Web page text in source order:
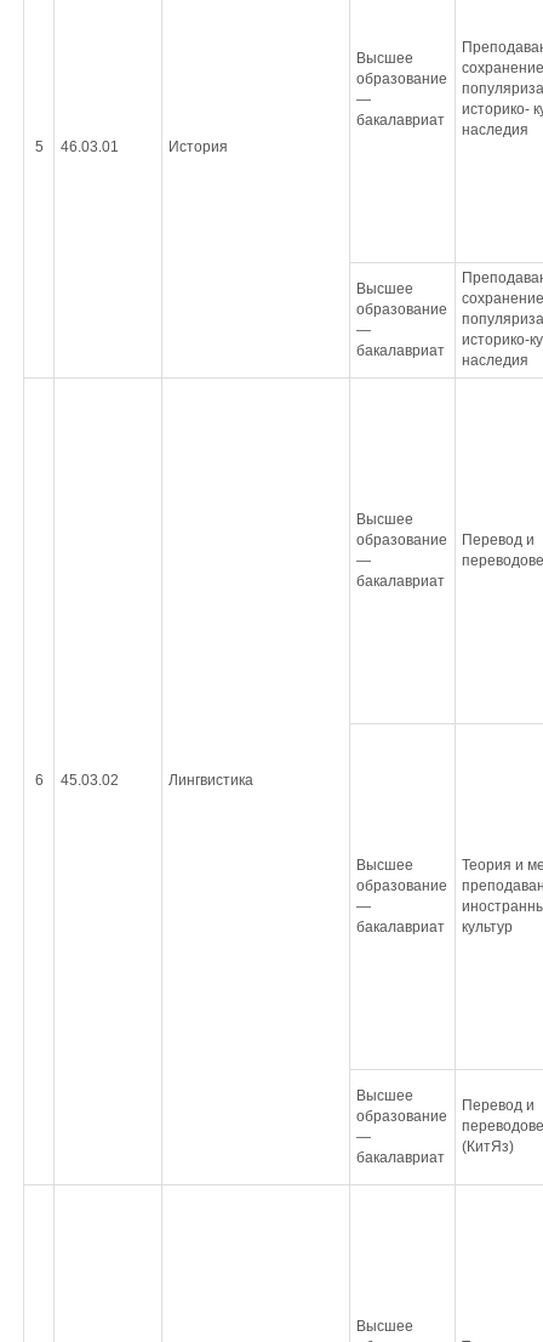
5 46.03.01 История
Высшее
образование
—
бакалавриат
историко-
наследия
Высшее
образование
—
бакалавриат
историко-
наследия
6 45.03.02 Лингвистика
Высшее
образование
—
бакалавриат
Перевод и
Высшее
образование
—
бакалавриат
Теория и
культур
Высшее
образование
—
бакалавриат
Перевод и
(КитЯз)
Высшее